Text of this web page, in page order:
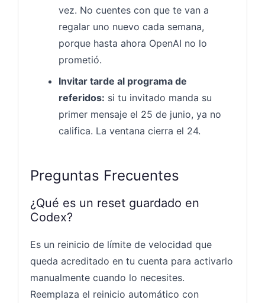
vez. No cuentes con que te van a
regalar uno nuevo cada semana,
porque hasta ahora OpenAI no lo
prometió.
Invitar tarde al programa de
referidos: si tu invitado manda su
primer mensaje el 25 de junio, ya no
califica. La ventana cierra el 24.
Preguntas Frecuentes
¿Qué es un reset guardado en
Codex?
Es un reinicio de límite de velocidad que
queda acreditado en tu cuenta para activarlo
manualmente cuando lo necesites.
Reemplaza el reinicio automático con